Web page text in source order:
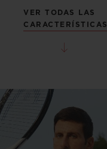
VER TODAS LAS
CARACTERÍSTICAS